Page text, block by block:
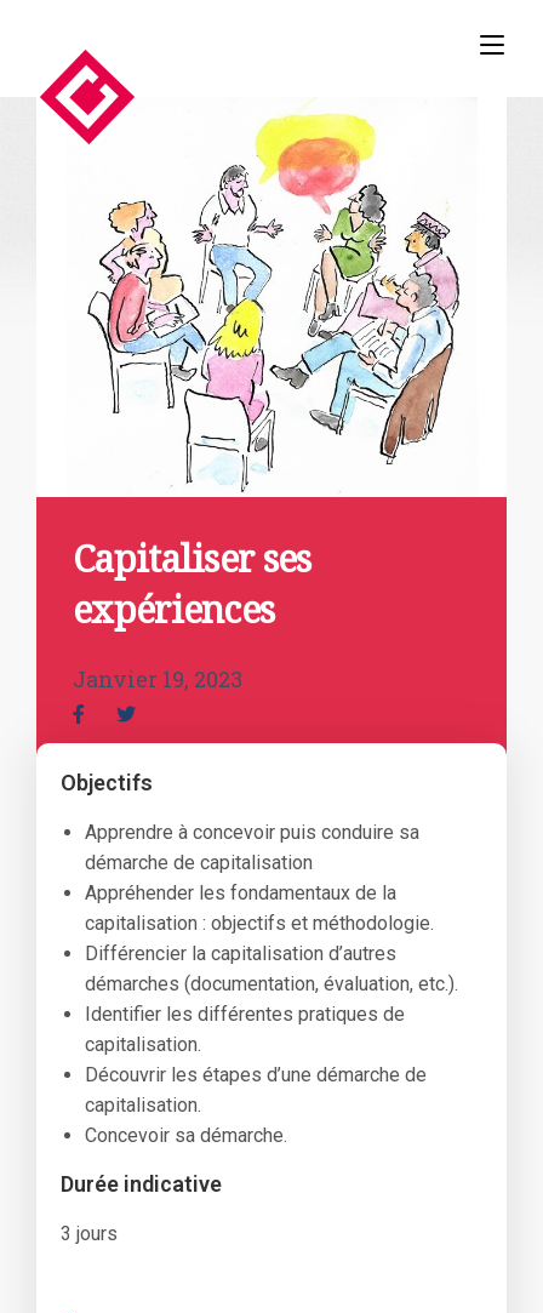
Capitaliser ses
expériences
Janvier 19, 2023
Objectifs
Apprendre à concevoir puis conduire sa
démarche de capitalisation
Appréhender les fondamentaux de la
capitalisation : objectifs et méthodologie.
Différencier la capitalisation d’autres
démarches (documentation, évaluation, etc.).
Identifier les différentes pratiques de
capitalisation.
Découvrir les étapes d’une démarche de
capitalisation.
Concevoir sa démarche.
Durée indicative
3 jours